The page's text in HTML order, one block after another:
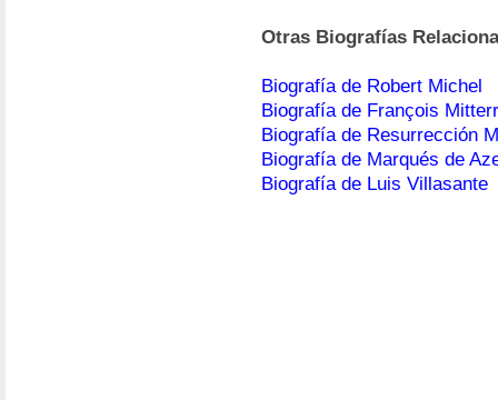
Otras Biografías
Biografía de Robert Michel
Biografía de François
Biografía de Resurrección
Biografía de Marqués de
Biografía de Luis Villasante